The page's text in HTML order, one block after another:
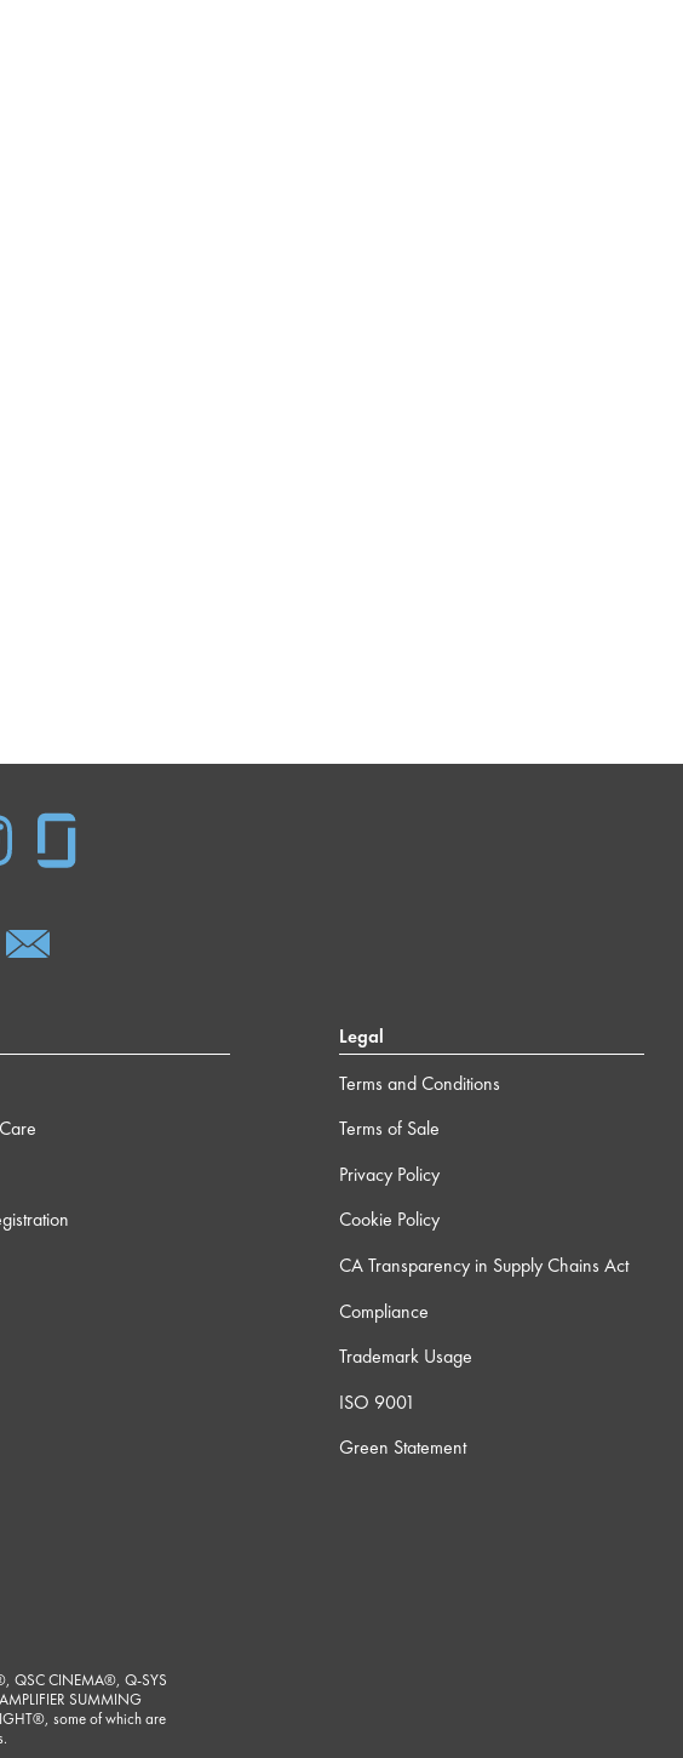
Legal
Terms and Conditions
Terms of Sale
Privacy Policy
Cookie Policy
CA Transparency in Supply Chains Act
Compliance
Trademark Usage
ISO 9001
Green Statement
QSC CINEMA®, Q-SYS
SUMMING
some of which are